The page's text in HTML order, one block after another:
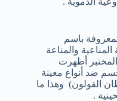
باسم
المناعية والمناعة
أظهرت
ضد أنواع معينة
القولون) وهذا ما
.